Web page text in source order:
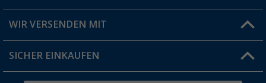
Jobs & Karriere
Versandinformationen
Rücksendung
WIR VERSENDEN MIT
SICHER EINKAUFEN